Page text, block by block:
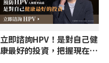
立即諮詢HPV！是對自己健
康最好的投資，把握現在不